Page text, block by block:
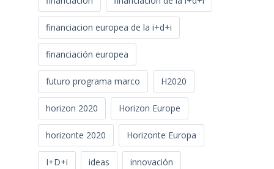
financiacion europea de la i+d+i
financiación europea
futuro programa marco H2020
horizon 2020 Horizon Europe
horizonte 2020 Horizonte Europa
I+D+i ideas innovación